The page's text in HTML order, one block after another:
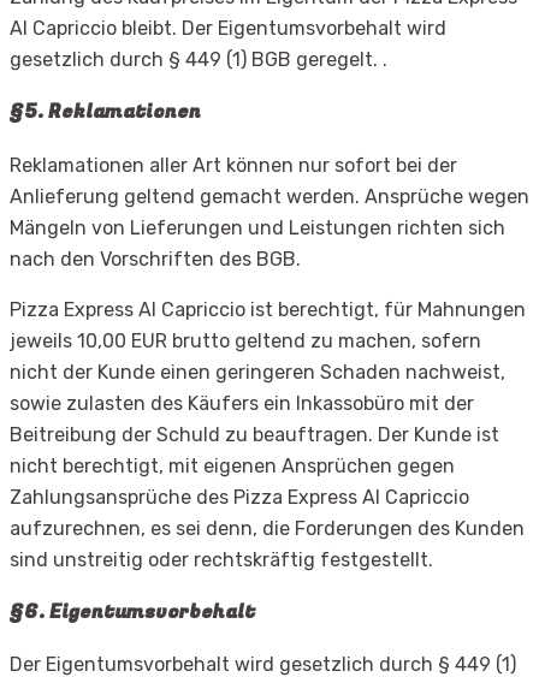
Al Capriccio bleibt. Der Eigentumsvorbehalt wird
gesetzlich durch § 449 (1) BGB geregelt. .
§5. Reklamationen
Reklamationen aller Art können nur sofort bei der
Anlieferung geltend gemacht werden. Ansprüche wegen
Mängeln von Lieferungen und Leistungen richten sich
nach den Vorschriften des BGB.
Pizza Express Al Capriccio ist berechtigt, für Mahnungen
jeweils 10,00 EUR brutto geltend zu machen, sofern
nicht der Kunde einen geringeren Schaden nachweist,
sowie zulasten des Käufers ein Inkassobüro mit der
Beitreibung der Schuld zu beauftragen. Der Kunde ist
nicht berechtigt, mit eigenen Ansprüchen gegen
Zahlungsansprüche des Pizza Express Al Capriccio
aufzurechnen, es sei denn, die Forderungen des Kunden
sind unstreitig oder rechtskräftig festgestellt.
§6. Eigentumsvorbehalt
Der Eigentumsvorbehalt wird gesetzlich durch § 449 (1)